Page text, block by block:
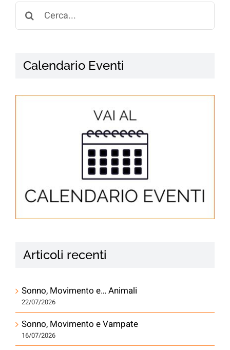
Search
for:
Calendario Eventi
Articoli recenti
Sonno, Movimento e… Animali
22/07/2026
Sonno, Movimento e Vampate
16/07/2026